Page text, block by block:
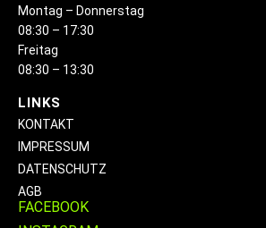
Montag – Donnerstag
08:30 – 17:30
Freitag
08:30 – 13:30
LINKS
KONTAKT
IMPRESSUM
DATENSCHUTZ
AGB
FACEBOOK